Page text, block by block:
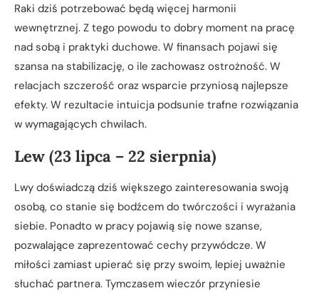
Raki dziś potrzebować będą więcej harmonii
wewnętrznej. Z tego powodu to dobry moment na pracę
nad sobą i praktyki duchowe. W finansach pojawi się
szansa na stabilizację, o ile zachowasz ostrożność. W
relacjach szczerość oraz wsparcie przyniosą najlepsze
efekty. W rezultacie intuicja podsunie trafne rozwiązania
w wymagających chwilach.
Lew (23 lipca – 22 sierpnia)
Lwy doświadczą dziś większego zainteresowania swoją
osobą, co stanie się bodźcem do twórczości i wyrażania
siebie. Ponadto w pracy pojawią się nowe szanse,
pozwalające zaprezentować cechy przywódcze. W
miłości zamiast upierać się przy swoim, lepiej uważnie
słuchać partnera. Tymczasem wieczór przyniesie